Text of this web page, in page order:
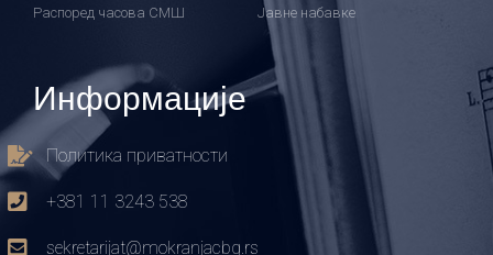
Распоред часова СМШ
Јавне набавке
Информације
Политика приватности
+381 11 3243 538
sekretarijat@mokranjacbg.rs